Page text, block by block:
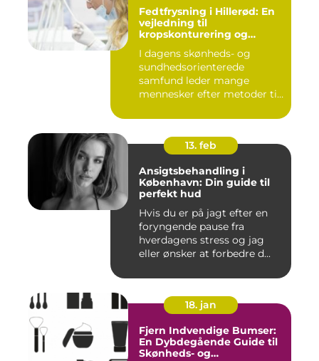
Fedtfrysning i Hillerød: En
vejledning til
kropskonturering og
I dagens skønheds- og
sundhedsorienterede
samfund leder mange
mennesker efter metoder til
13. feb
Ansigtsbehandling i
København: Din guide til
perfekt hud
Hvis du er på jagt efter en
foryngende pause fra
hverdagens stress og jag
eller ønsker at forbedre d...
18. jan
Fjern Indvendige Bumser:
En Dybdegående Guide til
Skønheds- og